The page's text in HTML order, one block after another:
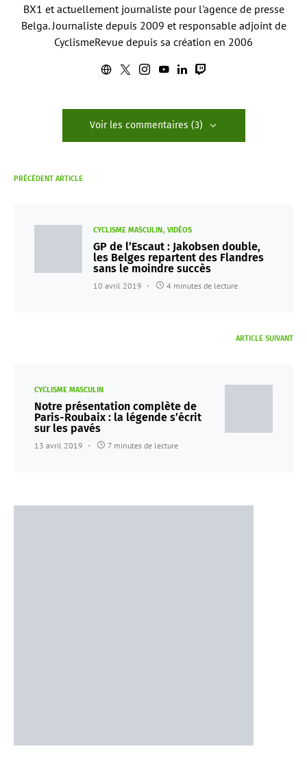
BX1 et actuellement journaliste pour l'agence de presse
Belga. Journaliste depuis 2009 et responsable adjoint de
CyclismeRevue depuis sa création en 2006
Voir les commentaires (3)
PRÉCÉDENT ARTICLE
CYCLISME MASCULIN VIDÉOS
GP de l’Escaut : Jakobsen double,
les Belges repartent des Flandres
sans le moindre succès
10 avril 2019 4 minutes de lecture
ARTICLE SUIVANT
CYCLISME MASCULIN
Notre présentation complète de
Paris-Roubaix : la légende s’écrit
sur les pavés
13 avril 2019 7 minutes de lecture